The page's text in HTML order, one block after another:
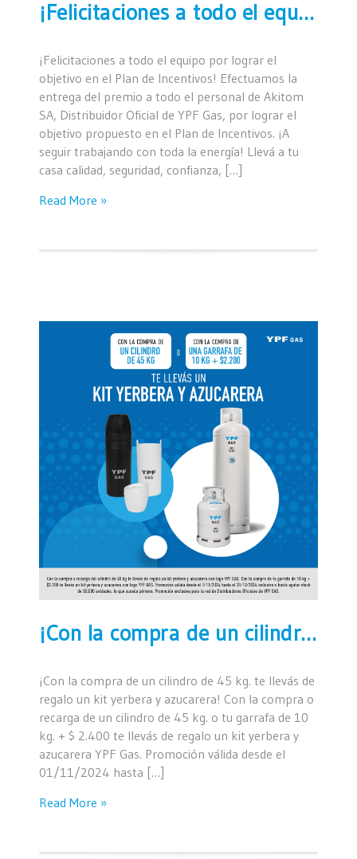
¡Felicitaciones a todo el equipo por lograr el objetivo en el Plan de Incentivos!
¡Felicitaciones a todo el equipo por lograr el
objetivo en el Plan de Incentivos! Efectuamos la
entrega del premio a todo el personal de Akitom
SA, Distribuidor Oficial de YPF Gas, por lograr el
objetivo propuesto en el Plan de Incentivos. ¡A
seguir trabajando con toda la energía! Llevá a tu
casa calidad, seguridad, confianza, […]
Read More »
¡Con la compra de un cilindro de 45 kg. te llevás de regalo un kit yerbera y azucarera!
¡Con la compra de un cilindro de 45 kg. te llevás de
regalo un kit yerbera y azucarera! Con la compra o
recarga de un cilindro de 45 kg. o tu garrafa de 10
kg. + $ 2.400 te llevás de regalo un kit yerbera y
azucarera YPF Gas. Promoción válida desde el
01/11/2024 hasta […]
Read More »